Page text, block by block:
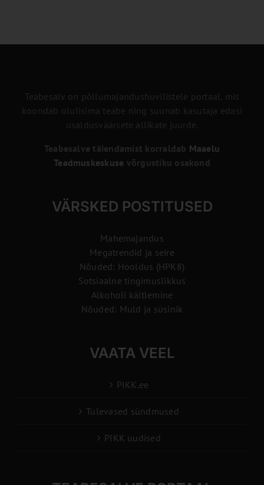
Teabesalv on põllumajandushuvilistele portaal, mis
koondab olulisima teabe ning suunab kasutaja edasi
usaldusväärsete allikate juurde.
Teabesalve täiendamist korraldab Maaelu
Teadmuskeskuse võrgustiku osakond
VÄRSKED POSTITUSED
Mahemajandus
Megatrendid ja seire
Nõuded: Hooldus (HPK8)
Sotsiaalne tingimuslikkus
Alkoholi käitlemine
Nõuded: Muld ja süsinik
VAATA VEEL
PIKK.ee
Tulevased sündmused
PIKK uudised